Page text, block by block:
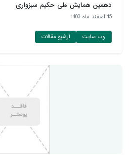
دهمین همایش ملی حکیم سبزواری
15 اسفند ماه 1403
وب سایت آرشیو مقالات